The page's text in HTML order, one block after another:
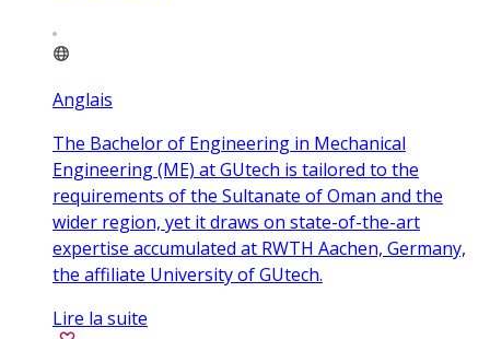
Anglais
The Bachelor of Engineering in Mechanical
Engineering (ME) at GUtech is tailored to the
requirements of the Sultanate of Oman and the
wider region, yet it draws on state-of-the-art
expertise accumulated at RWTH Aachen, Germany,
the affiliate University of GUtech.
Lire la suite